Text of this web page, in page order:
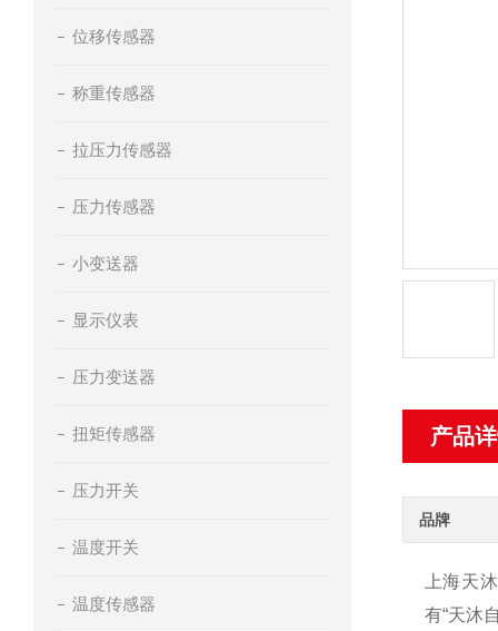
产品
品牌
上海天
有“天沐
位移传感器
称重传感器
拉压力传感器
压力传感器
小变送器
显示仪表
压力变送器
扭矩传感器
压力开关
温度开关
温度传感器